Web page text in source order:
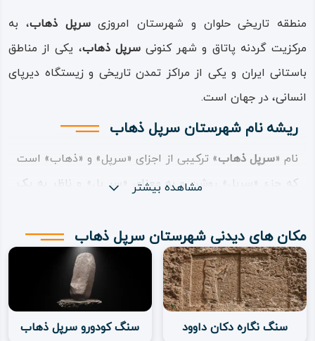
منطقه تاریخی حلوان و شهرستان امروزیسرپل‌ ذهاب، به
مرکزیت گردنه پاتاق و شهر کنونیسرپل‌ ذهاب، یکی از ‌مناطق
باستانی ایران و یکی از مراکز تمدن تاریخی و زیستگاه دیرپای
انسانی، در جهان است.
ریشه نام شهرستان سرپل ذهاب
نام «سرپل‌ ذهاب» ترکیبی از اجزای «سرپل» و «ذهاب» است
که جزء «سرپل» روشن و به معنای «سر پل» و ناظر به یک‌
قدیمی بر رود اروند نشان دارد؛ اما معنای جزء «ذهاب»
برخلاف تصور رایج، هیچ ربطی به ریشه عربی واژه «ذهب» به
معنای آمد و شد و رفت‌ و‌ آمد، مثلاً در ترکیب ایاب‌ ذهاب
ندارد؛ لفظ «ذهاب» مُعرب یا عربی شده لفظ «زه‌ آب» است
که در زبان کردی به صورت «زه‌ ئاو» نوشته می‌شود و ترکیبی
مشاهده بیشتر
مکان های دیدنی شهرستان سرپل ذهاب
سنگ نگاره دکان داوود سنگ کودورو سرپل ذهاب